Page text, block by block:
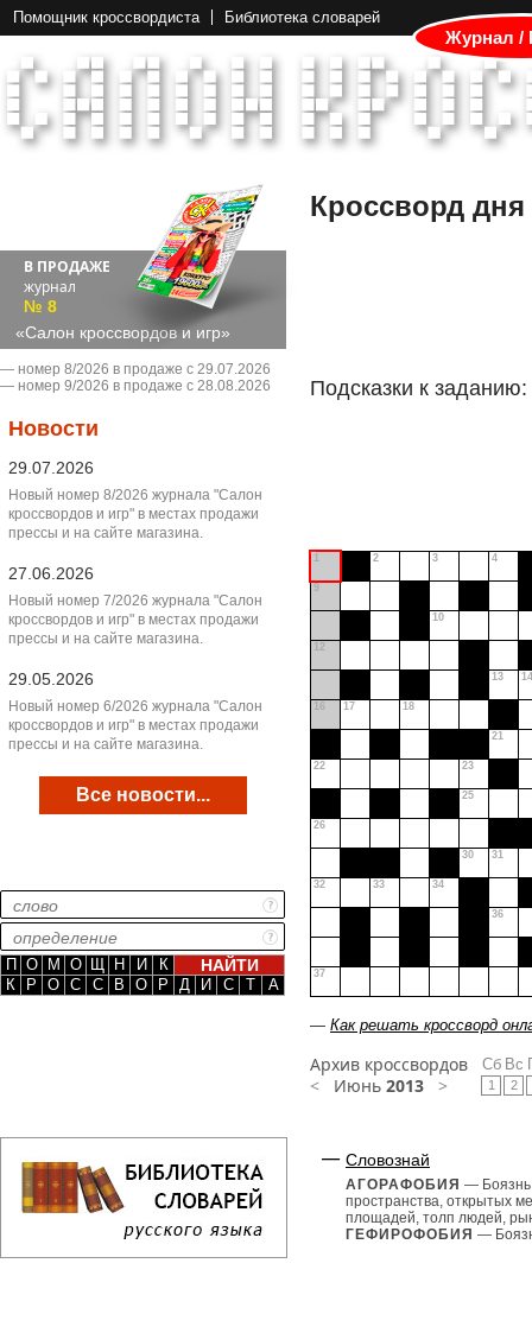
Помощник кроссвордиста Библиотека словарей
Журнал /
В ПРОДАЖЕ
журнал
№ 8
«Салон кроссвордов и игр»
― номер 8/2026 в продаже с 29.07.2026
― номер 9/2026 в продаже с 28.08.2026
Новости
29.07.2026
Новый номер 8/2026 журнала "Салон
кроссвордов и игр" в местах продажи
прессы и на сайте магазина.
27.06.2026
Новый номер 7/2026 журнала "Салон
кроссвордов и игр" в местах продажи
прессы и на сайте магазина.
29.05.2026
Новый номер 6/2026 журнала "Салон
кроссвордов и игр" в местах продажи
прессы и на сайте магазина.
Все новости...
П О М О Щ Н И
К
К
Р О С С В О Р Д И С Т А
Кроссворд дня
Подсказки к заданию:
1 2 3 4
9
10
12
13 14
16 17 18
21
22 23
25
26
30 31
32 33 34
36
37
— Как решать кроссворд
Архив кроссвордов
< Июнь 2013 >
Сб
1
Вс
2
Словознай
АГОРАФОБИЯ — Боязнь
пространства, открытых
площадей, толп людей,
ГЕФИРОФОБИЯ —